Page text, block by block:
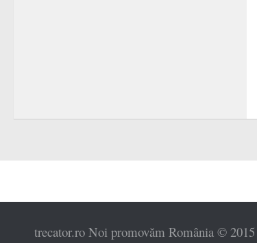
trecator.ro Noi promovăm România ©